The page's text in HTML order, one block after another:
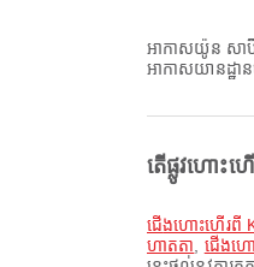
អាកាសយ៉ូន សាប៊ីហា ហ្គោកហេន ផ្តល់ បរិភោគអាហារ, តាក់ស៊ី, គ្លីនិក និងឱសថស្ថាន និងសេវាផ្សេងៗទៀត ដើម្បីធ្វើឱ្យបទពិសោធន៍ដំណើររបស់អ្នកប្រសើរឡើង។ អ្នកអាចពិនិត្យព័ត៌មានលម្អិតអំពីសេវាកម្ម និងប្លង់
អាកាសយានដ្ឋា
តើផ្លូវហោះ
ជើងហោះហើរ
ហាតតា
ជើងហ